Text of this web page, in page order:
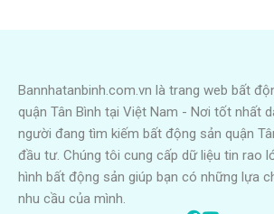
Bannhatanbinh.com.vn là trang web bất
quận Tân Bình tại Việt Nam - Nơi tốt nhất
người đang tìm kiếm bất động sản quận
đầu tư. Chúng tôi cung cấp dữ liệu tin rao
hình bất động sản giúp bạn có những lựa
nhu cầu của mình.